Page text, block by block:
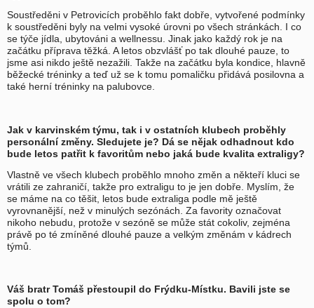
Soustředěni v Petrovicích proběhlo fakt dobře, vytvořené podmínky
k soustředěni byly na velmi vysoké úrovni po všech stránkách. I co
se týče jídla, ubytováni a wellnessu. Jinak jako každý rok je na
začátku příprava těžká. A letos obzvlášť po tak dlouhé pauze, to
jsme asi nikdo ještě nezažili. Takže na začátku byla kondice, hlavně
běžecké tréninky a teď už se k tomu pomaličku přidává posilovna a
také herní tréninky na palubovce.
Jak v karvinském týmu, tak i v ostatních klubech proběhly
personální změny. Sledujete je? Dá se nějak odhadnout kdo
bude letos patřit k favoritům nebo jaká bude kvalita extraligy?
Vlastně ve všech klubech proběhlo mnoho změn a někteří kluci se
vrátili ze zahraničí, takže pro extraligu to je jen dobře. Myslím, že
se máme na co těšit, letos bude extraliga podle mě ještě
vyrovnanější, než v minulých sezónách. Za favority označovat
nikoho nebudu, protože v sezóně se může stát cokoliv, zejména
právě po té zmíněné dlouhé pauze a velkým změnám v kádrech
týmů.
Váš bratr Tomáš přestoupil do Frýdku-Místku. Bavili jste se
spolu o tom?